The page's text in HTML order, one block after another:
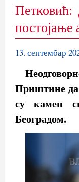
Петковић:
13. септембар
Приштине да
су камен
Београдом.